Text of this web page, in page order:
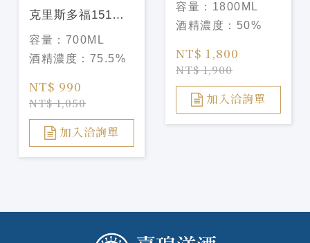
克里斯多福151蘭
姆酒Cristobal 151
Run
容量： 700ML
酒精濃度： 75.5%
NT$ 990
NT$ 1,050
加入洽詢單
容量： 1800ML
酒精濃度： 50%
NT$ 1,800
NT$ 1,900
加入洽詢單